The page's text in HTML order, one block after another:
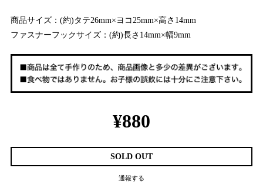
商品サイズ：(約)タテ26mm×ヨコ25mm×高さ14mm
ファスナーフックサイズ：(約)長さ14mm×幅9mm
¥880
SOLD OUT
通報する